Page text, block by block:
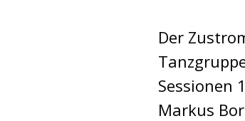
Der
Sessionen
Markus